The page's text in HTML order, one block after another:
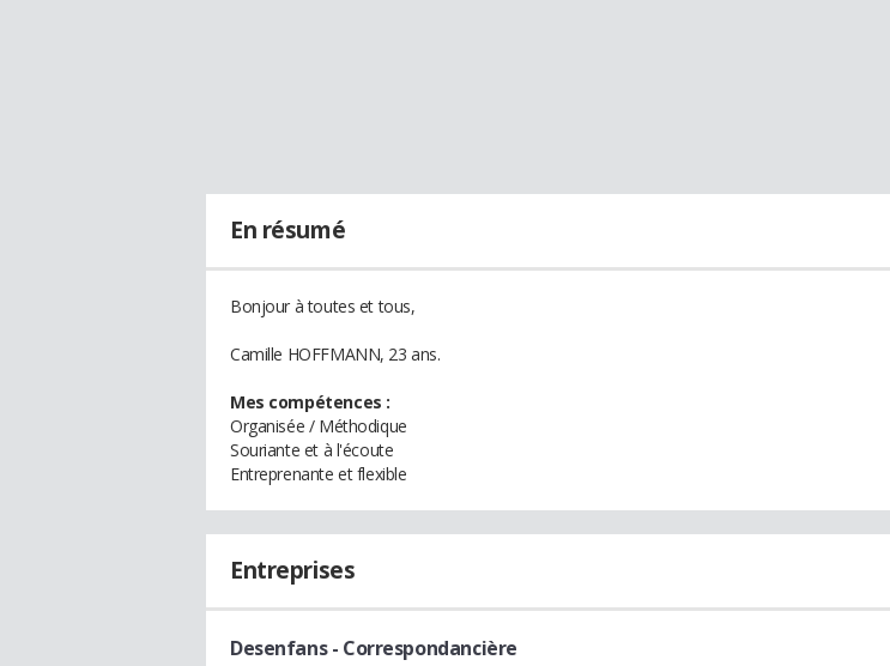
En résumé
Bonjour à toutes et tous,
Camille HOFFMANN, 23 ans.
Mes compétences :
Organisée / Méthodique
Souriante et à l'écoute
Entreprenante et flexible
Entreprises
Desenfans- Correspondancière